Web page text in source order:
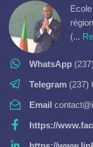
(...
WhatsApp
Telegram (237)
Email
https://